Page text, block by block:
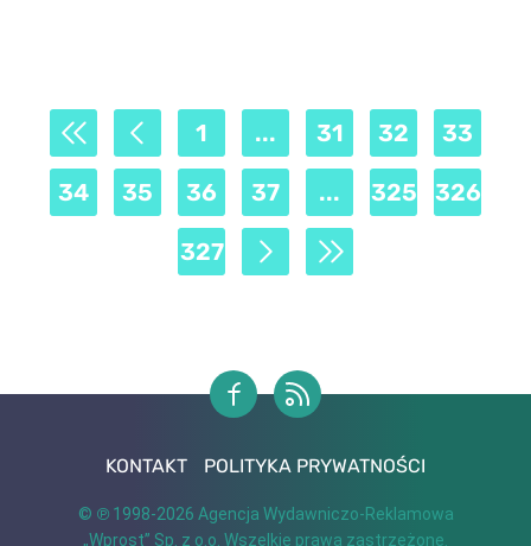
1 ... 31 32 33
34 35 36 37 ... 325 326
327
KONTAKT POLITYKA PRYWATNOŚCI
© ℗ 1998-2026 Agencja Wydawniczo-Reklamowa
„Wprost” Sp. z o.o. Wszelkie prawa zastrzeżone.